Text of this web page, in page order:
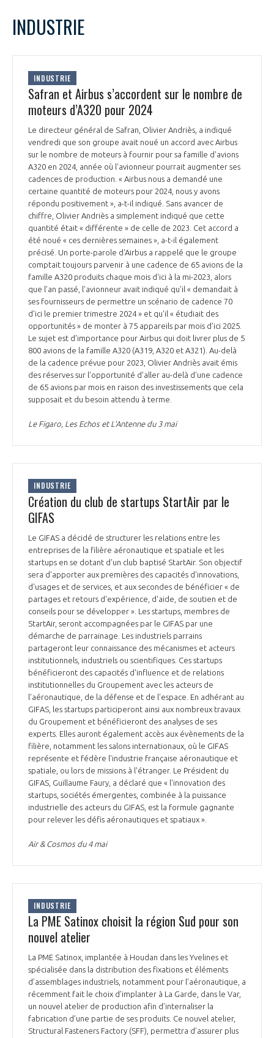
PRÉSENTATION
NOTRE VISION
NOS MISSIONS
NOTRE HISTOIRE
ORGANISATION
LE CONSEIL DU GIFAS
L’ÉQUIPE DU GIFAS
NOS RÉSEAUX À L'INTERNATIONAL
FONCTIONNEMENT
GEADS
COMITÉ AERO PME
STARTAIR
COMMISSIONS ET COMITÉS
ACCOMPAGNEMENT DE NOS ADHÉRENTS
LES PROGRAMMES DU GIFAS
UN ÉCOSYSTÈME INTÉGRÉ ET COHÉRENT
POURQUOI DEVENIR MEMBRE ?
LA MÉDIATION
LA MÉDIATION DANS LA FILIÈRE AÉRONAUTIQUE ET SPATIALE
LE MÉDIATEUR DE LA FILIÈRE AÉRONAUTIQUE ET SPATIALE
MÉDIATION ET CHARTE D’ENGAGEMENT SUR LES RELATIONS ENTRE
CLIENTS ET FOURNISSEURS
LA MÉDIATION AU-DELÀ DE LA FILIÈRE AÉRONAUTIQUE ET SPATIALE
LE SALON DU BOURGET
L'OBSERVATOIRE
CHIFFRES CLÉS
LES ENJEUX
COMPÉTITIVITÉ
EMPLOI & FORMATION
ENVIRONNEMENT
INTERNATIONALISATION
LES PUBLICATIONS
DOCUMENTS & BROCHURES
RAPPORTS D'ACTIVITÉS
L
1
9
13 14
16
18
24
30
31
INDUSTRIE
INDUSTRIE
Safran et Airbus s’accordent sur le nombre de
moteurs d’A320 pour 2024
Le directeur général de Safran, Olivier Andriès, a indiqué
vendredi que son groupe avait noué un accord avec Airbus
sur le nombre de moteurs à fournir pour sa famille d'avions
A320 en 2024, année où l'avionneur pourrait augmenter ses
cadences de production. « Airbus nous a demandé une
certaine quantité de moteurs pour 2024, nous y avons
répondu positivement », a-t-il indiqué. Sans avancer de
chiffre, Olivier Andriès a simplement indiqué que cette
quantité était « différente » de celle de 2023. Cet accord a
été noué « ces dernières semaines », a-t-il également
précisé. Un porte-parole d'Airbus a rappelé que le groupe
comptait toujours parvenir à une cadence de 65 avions de la
famille A320 produits chaque mois d'ici à la mi-2023, alors
que l’an passé, l'avionneur avait indiqué qu'il « demandait à
ses fournisseurs de permettre un scénario de cadence 70
d'ici le premier trimestre 2024 » et qu'il « étudiait des
opportunités » de monter à 75 appareils par mois d'ici 2025.
Le sujet est d'importance pour Airbus qui doit livrer plus de 5
800 avions de la famille A320 (A319, A320 et A321). Au-delà
de la cadence prévue pour 2023, Olivier Andriès avait émis
des réserves sur l'opportunité d'aller au-delà d'une cadence
de 65 avions par mois en raison des investissements que cela
supposait et du besoin attendu à terme.
Le Figaro, Les Echos et L’Antenne du 3 mai
INDUSTRIE
Création du club de startups StartAir par le
GIFAS
Le GIFAS a décidé de structurer les relations entre les
entreprises de la filière aéronautique et spatiale et les
startups en se dotant d'un club baptisé StartAir. Son objectif
sera d'apporter aux premières des capacités d'innovations,
d'usages et de services, et aux secondes de bénéficier « de
partages et retours d'expérience, d'aide, de soutien et de
conseils pour se développer ». Les startups, membres de
StartAir, seront accompagnées par le GIFAS par une
démarche de parrainage. Les industriels parrains
partageront leur connaissance des mécanismes et acteurs
institutionnels, industriels ou scientifiques. Ces startups
bénéficieront des capacités d'influence et de relations
institutionnelles du Groupement avec les acteurs de
l'aéronautique, de la défense et de l'espace. En adhérant au
GIFAS, les startups participeront ainsi aux nombreux travaux
du Groupement et bénéficieront des analyses de ses
experts. Elles auront également accès aux évènements de la
filière, notamment les salons internationaux, où le GIFAS
représente et fédère l'industrie française aéronautique et
spatiale, ou lors de missions à l'étranger. Le Président du
GIFAS, Guillaume Faury, a déclaré que « l'innovation des
startups, sociétés émergentes, combinée à la puissance
industrielle des acteurs du GIFAS, est la formule gagnante
pour relever les défis aéronautiques et spatiaux ».
Air & Cosmos du 4 mai
INDUSTRIE
La PME Satinox choisit la région Sud pour son
nouvel atelier
La PME Satinox, implantée à Houdan dans les Yvelines et
spécialisée dans la distribution des fixations et éléments
d’assemblages industriels, notamment pour l’aéronautique, a
récemment fait le choix d’implanter à La Garde, dans le Var,
un nouvel atelier de production afin d’internaliser la
fabrication d’une partie de ses produits. Ce nouvel atelier,
Structural Fasteners Factory (SFF), permettra d’assurer plus
Rejoignez une filière d’excellence et développez
Découvrez les avantages d'adhérer au GIFAS.
Rencontres, salons, données sectorielles,
programmes ...
DEMANDE D’ADHÉSION